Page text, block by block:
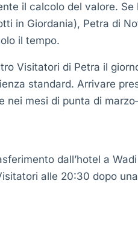
il calcolo del valore. Se
in Giordania), Petra di
il tempo.
Visitatori di Petra il
standard. Arrivare
mesi di punta di
dall’hotel a
alle 20:30 dopo